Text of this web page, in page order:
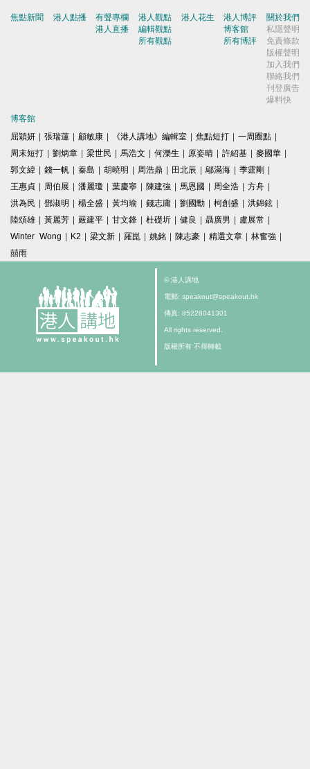
焦點新聞 港人點播
有聲專欄
港人直播
港人觀點
編輯觀點
所有觀點
港人花生
港人博評
博客館
所有博評
關於我們
私隱聲明
免責條款
版權聲明
加入我們
聯絡我們
刊登廣告
爆料快
博客館
屈穎妍 | 張瑞蓮 | 顧敏康 | 《港人講地》編輯室 | 焦點短打 | 一周圈點 |
周末短打 | 劉炳章 | 梁世民 | 馬浩文 | 何濼生 | 原姿晴 | 許紹基 | 麥國華 |
郭文緯 | 錢一帆 | 秦島 | 胡曉明 | 周浩鼎 | 田北辰 | 鄔滿海 | 季霆剛 |
王惠貞 | 周伯展 | 潘麗瓊 | 葉慶寧 | 陳建強 | 馬恩國 | 周全浩 | 方舟 |
洪為民 | 鄧淑明 | 楊全盛 | 黃均瑜 | 錢志庸 | 劉國勳 | 柯創盛 | 洪錦鉉 |
陸頌雄 | 黃麗芳 | 嚴建平 | 甘文鋒 | 杜礎圻 | 健良 | 聶廣男 | 盧展常 |
Winter Wong | K2 | 梁文新 | 羅崑 | 姚銘 | 陳志豪 | 精選文章 | 林奮強 |
囍雨
© 港人講地
電郵: speakout@speakout.hk
傳真: 85228041301
All rights reserved.
版權所有 不得轉載